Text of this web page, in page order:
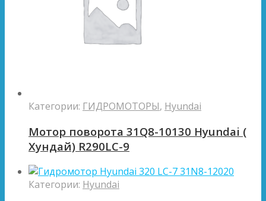
Категории: ГИДРОМОТОРЫ, Hyundai
Мотор поворота 31Q8-10130 Hyundai (
Хундай) R290LC-9
Категории: Hyundai